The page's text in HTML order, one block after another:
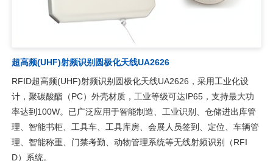
超高频(UHF)射频识别圆极化天线UA2626
RFID超高频(UHF)射频识别圆极化天线UA2626，采用工业化设
计，聚碳酸酯（PC）外壳材质，工业等级可达IP65，支持最大功
率达到100W。已广泛应用于智能制造、工业识别、仓储进出库管
理、智能书柜、工具车、工具库房、会展人员签到、定位、车辆管
理、智能称重、门禁考勤、动物管理系统等无线射频识别（RFI
D）系统。